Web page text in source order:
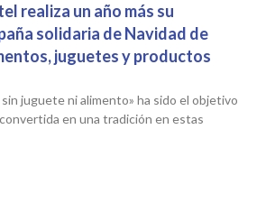
realiza un año más su
solidaria de Navidad de
juguetes y productos
sin juguete ni alimento» ha sido el objetivo
en una tradición en estas